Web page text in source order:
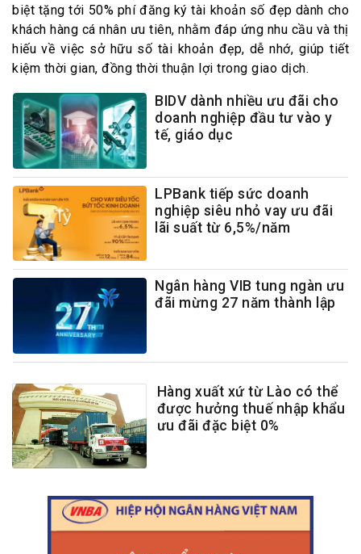
biệt tặng tới 50% phí đăng ký tài khoản số đẹp dành cho
khách hàng cá nhân ưu tiên, nhằm đáp ứng nhu cầu và thị
hiếu về việc sở hữu số tài khoản đẹp, dễ nhớ, giúp tiết
kiệm thời gian, đồng thời thuận lợi trong giao dịch.
BIDV dành nhiều ưu đãi cho
doanh nghiệp đầu tư vào y
tế, giáo dục
LPBank tiếp sức doanh
nghiệp siêu nhỏ vay ưu đãi
lãi suất từ 6,5%/năm
Ngân hàng VIB tung ngàn ưu
đãi mừng 27 năm thành lập
Hàng xuất xứ từ Lào có thể
được hưởng thuế nhập khẩu
ưu đãi đặc biệt 0%